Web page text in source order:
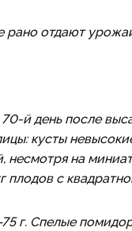
рано отдают
й день после
кусты
несмотря на
плодов с
г. Спелые